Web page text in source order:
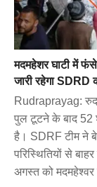
मदमहेशर घाटी में
जारी रहेगा SDRD
Rudraprayag:
पुल टूटने के बाद 52
है। SDRF टीम ने
परिस्थितियों से
अगस्त को मदमहेश्वर